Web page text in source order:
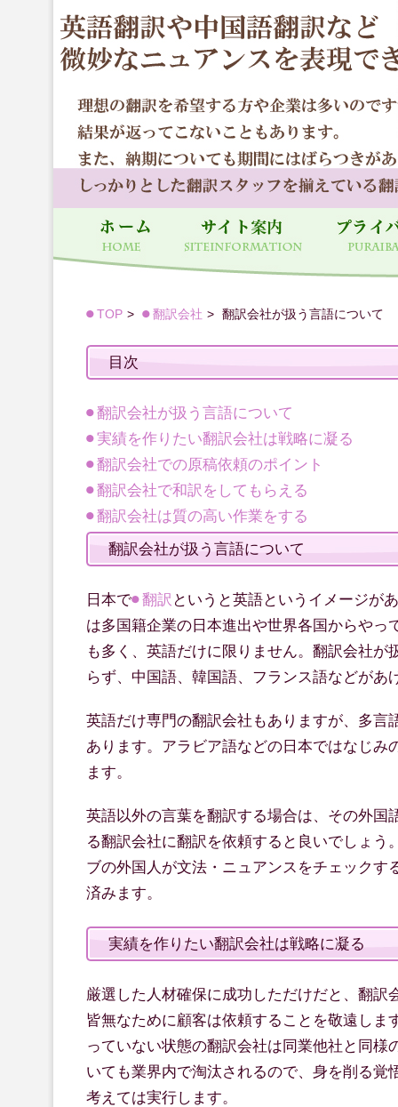
TOP 翻訳会社 翻訳会社が扱う言語について
目次
翻訳会社が扱う言語について
実績を作りたい翻訳会社は戦略に凝る
翻訳会社での原稿依頼のポイント
翻訳会社で和訳をしてもらえる
翻訳会社は質の高い作業をする
翻訳会社が扱う言語について
日本で 翻訳 というと英語というイメージが
は多国籍企業の日本進出や世界各国からやっ
も多く、英語だけに限りません。翻訳会社が
らず、中国語、韓国語、フランス語などがあ
英語だけ専門の翻訳会社もありますが、多言
あります。アラビア語などの日本ではなじみ
ます。
英語以外の言葉を翻訳する場合は、その外国
る翻訳会社に翻訳を依頼すると良いでしょう
ブの外国人が文法・ニュアンスをチェックす
済みます。
実績を作りたい翻訳会社は戦略に凝る
厳選した人材確保に成功しただけだと、翻訳
皆無なために顧客は依頼することを敬遠しま
っていない状態の翻訳会社は同業他社と同様
いても業界内で淘汰されるので、身を削る覚
考えては実行します。